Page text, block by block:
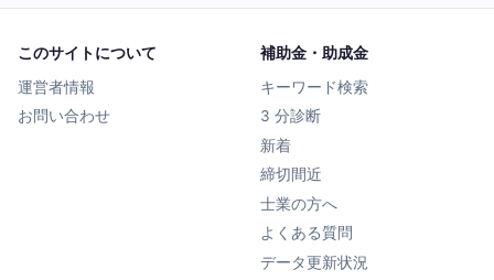
このサイトについて
運営者情報
お問い合わせ
補助金・助成金
キーワード検索
3 分診断
新着
締切間近
士業の方へ
よくある質問
データ更新状況